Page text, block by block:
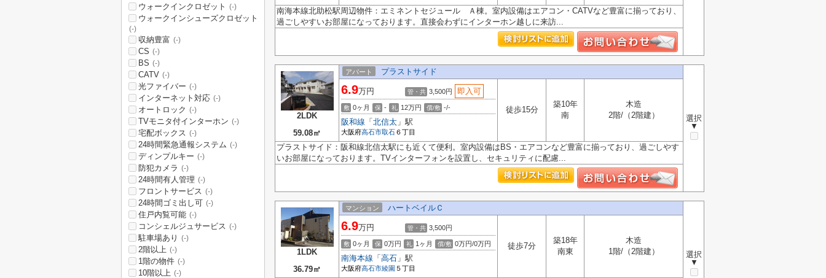
南海本線北助松駅周辺物件：エミネントセジュール Ａ棟。室内設備はエアコン・CATVなど豊富に揃っており、
過ごしやすいお部屋になっております。直接会わずにインターホン越しに来訪...
2LDK
59.08㎡
アパート プラストサイド
選択
▼
6.9万円 管・共 3,500円 即入可
敷 0ヶ月 保 - 礼 12万円 償/敷 -/-
阪和線 「 北信太 」駅
大阪府高石市取石６丁目
徒歩15分
築10年
南
木造
2階/（2階建）
プラストサイド：阪和線北信太駅にも近くて便利。室内設備はBS・エアコンなど豊富に揃っており、過ごしやす
いお部屋になっております。TVインターフォンを設置し、セキュリティに配慮...
1LDK
36.79㎡
マンション ハートベイルＣ
選択
▼
6.9万円 管・共 3,500円
敷 0ヶ月 保 0万円 礼 1ヶ月 償/敷 0万円/0万円
南海本線 「 高石 」駅
大阪府高石市綾園 ５丁目
徒歩7分
築18年
南東
木造
1階/（2階建）
ウォークインクロゼット (-)
ウォークインシューズクロゼット
(-)
収納豊富 (-)
CS (-)
BS (-)
CATV (-)
光ファイバー (-)
インターネット対応 (-)
オートロック (-)
TVモニタ付インターホン (-)
宅配ボックス (-)
24時間緊急通報システム (-)
ディンプルキー (-)
防犯カメラ (-)
24時間有人管理 (-)
フロントサービス (-)
24時間ゴミ出し可 (-)
住戸内覧可能 (-)
コンシェルジュサービス (-)
駐車場あり (-)
2階以上 (-)
1階の物件 (-)
10階以上 (-)